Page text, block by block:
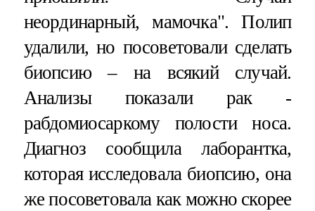
неординарный, мамочка". Полип
удалили, но посоветовали сделать
биопсию – на всякий случай.
Анализы показали рак -
рабдомиосаркому полости носа.
Диагноз сообщила лаборантка,
которая исследовала биопсию, она
же посоветовала как можно скорее